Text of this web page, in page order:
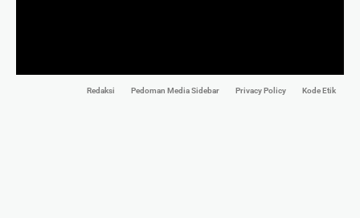
Redaksi Pedoman Media Sidebar Privacy Policy Kode Etik